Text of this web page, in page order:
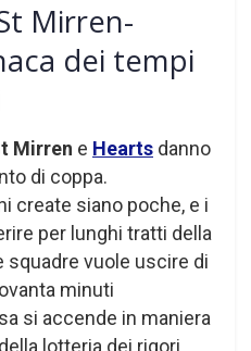
Mirren-
dei tempi
Mirren e Hearts danno
di coppa.
create siano poche, e i
per lunghi tratti della
squadre vuole uscire di
minuti
si accende in maniera
lotteria dei rigori